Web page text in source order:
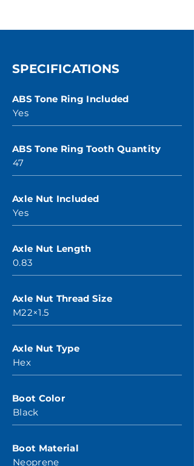
SPECIFICATIONS
ABS Tone Ring Included
Yes
ABS Tone Ring Tooth Quantity
47
Axle Nut Included
Yes
Axle Nut Length
0.83
Axle Nut Thread Size
M22×1.5
Axle Nut Type
Hex
Boot Color
Black
Boot Material
Neoprene